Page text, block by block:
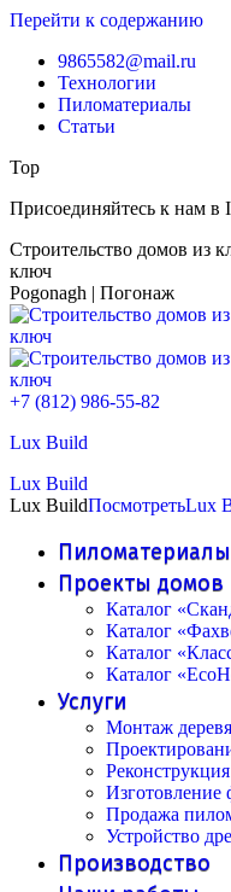
Перейти к содержанию
9865582@mail.ru
Технологии
Пиломатериалы
Статьи
Top
Присоединяйтесь к нам в
Строительство домов из
ключ
Pogonagh | Погонаж
+7 (812) 986-55-82
Lux Build
Lux Build
Lux BuildПосмотретьLux
Пиломатериалы
Проекты домов
Каталог
Каталог
Каталог
Каталог
Услуги
Монтаж
Изготовление
Продажа
Устройство
Производство